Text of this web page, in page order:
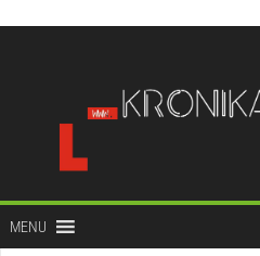
treści
MENU